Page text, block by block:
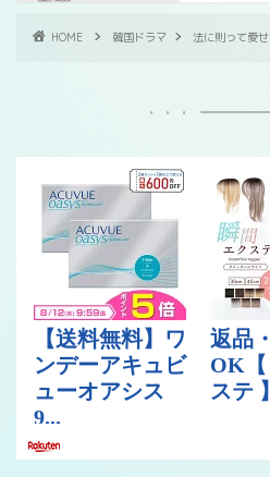
HOME 韓国ドラマ 法に則って愛せ